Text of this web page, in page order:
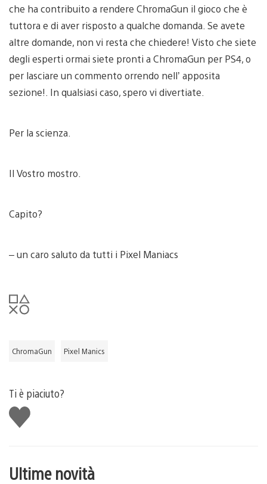
che ha contribuito a rendere ChromaGun il gioco che è
tuttora e di aver risposto a qualche domanda. Se avete
altre domande, non vi resta che chiedere! Visto che siete
degli esperti ormai siete pronti a ChromaGun per PS4, o
per lasciare un commento orrendo nell’ apposita
sezione!. In qualsiasi caso, spero vi divertiate.
Per la scienza.
Il Vostro mostro.
Capito?
– un caro saluto da tutti i Pixel Maniacs
ChromaGun Pixel Manics
Ti è piaciuto?
Mi
piace
Ultime novità